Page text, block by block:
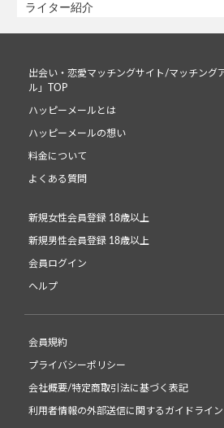
ライター紹介
出会い・恋愛マッチングサイト/マッチング
ル」TOP
ハッピーメールとは
ハッピーメールの想い
料金について
よくある質問
新規女性会員登録 18歳以上
新規男性会員登録 18歳以上
会員ログイン
ヘルプ
会員規約
プライバシーポリシー
会社概要/特定商取引法に基づく表記
利用者情報の外部送信に関するガイドライン